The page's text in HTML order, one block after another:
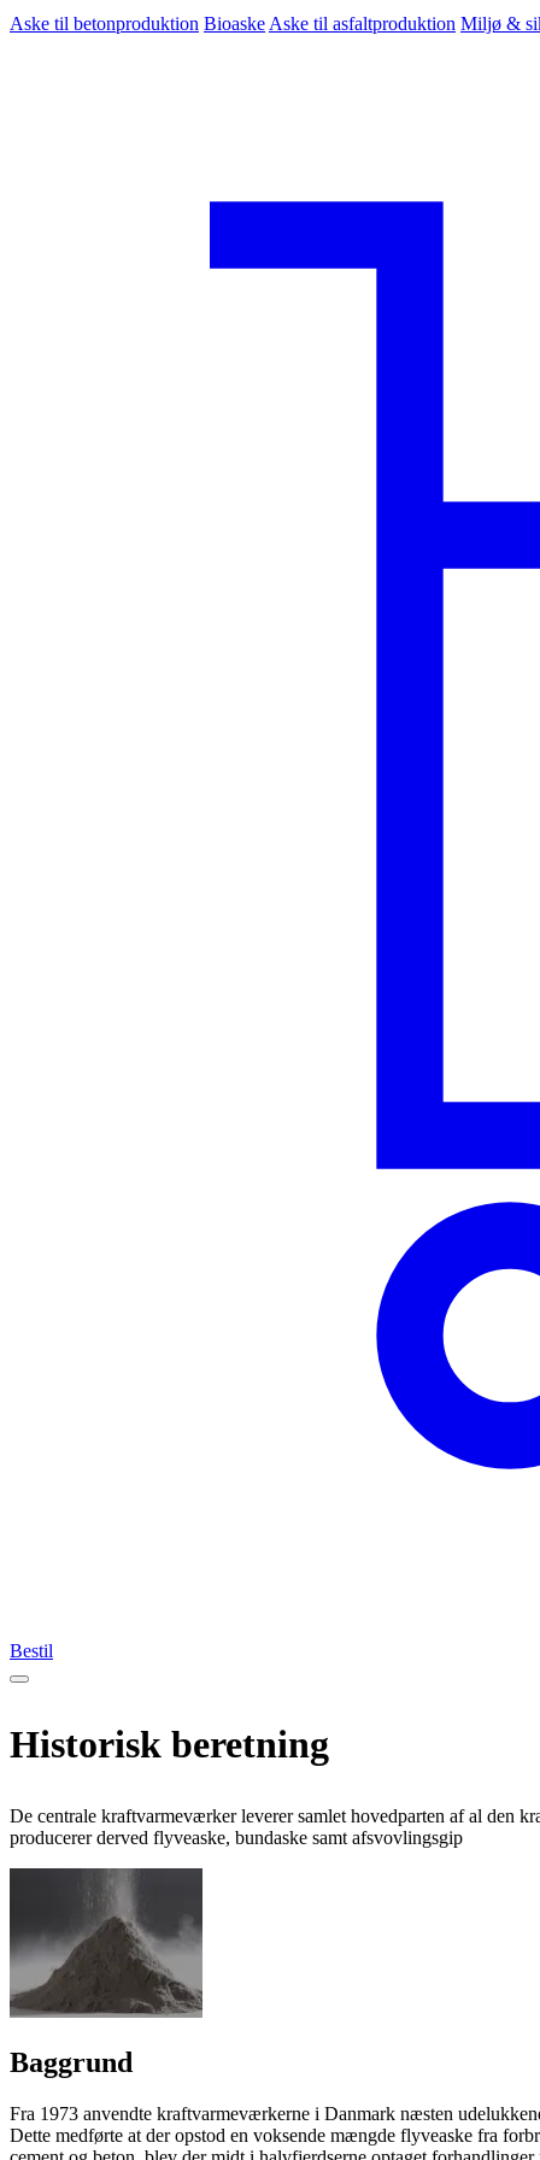
Aske til betonproduktion Bioaske Aske til asfaltproduktion Miljø &
Bestil
Historisk beretning
De centrale kraftvarmeværker leverer samlet hovedparten af al den
producerer derved flyveaske, bundaske samt afsvovlingsgip
Baggrund
Fra 1973 anvendte kraftvarmeværkerne i Danmark næsten
Dette medførte at der opstod en voksende mængde flyveaske fra